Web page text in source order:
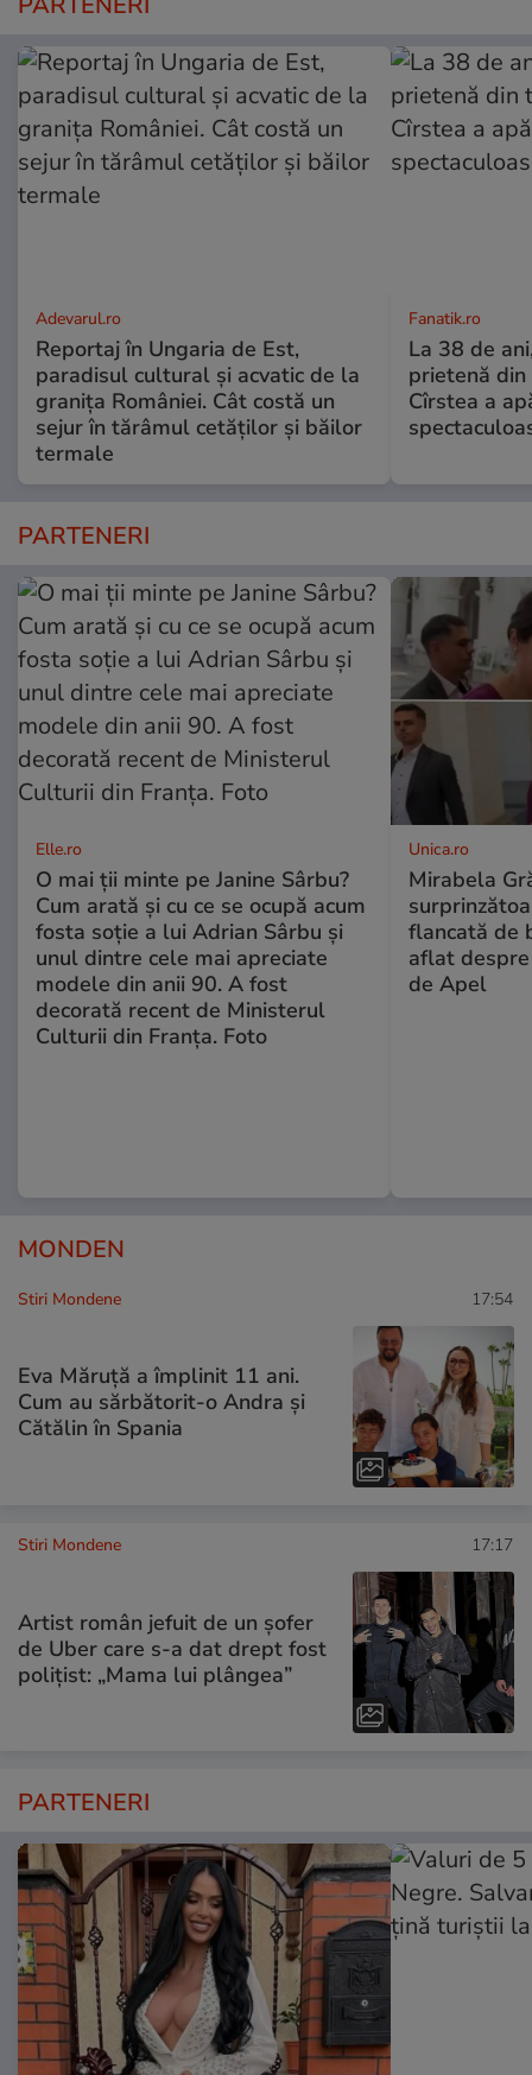
Adevarul.ro
Reportaj în Ungaria de Est,
paradisul cultural și acvatic de la
granița României. Cât costă un
sejur în tărâmul cetăților și băilor
termale
Fanatik.ro
La 38 de
prietenă din
Cîrstea a
PARTENERI
Elle.ro
O mai ții minte pe Janine Sârbu?
Cum arată și cu ce se ocupă acum
fosta soție a lui Adrian Sârbu și
unul dintre cele mai apreciate
modele din anii 90. A fost
decorată recent de Ministerul
Culturii din Franța. Foto
Unica.ro
Mirabela
flancată de
aflat
de Apel
MONDEN
Stiri Mondene 17:54
Eva Măruță a împlinit 11 ani.
Cum au sărbătorit-o Andra și
Cătălin în Spania
Stiri Mondene 17:17
Artist român jefuit de un șofer
de Uber care s-a dat drept fost
polițist: „Mama lui plângea”
PARTENERI